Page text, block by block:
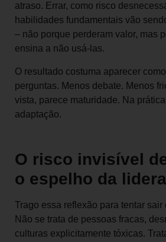
atraso. Errar, como risco
habilidades fundamentais vão
– não porque perderam valor, mas
ensina a não usá-las.
O resultado costuma aparecer
perguntas. Menos debate. Menos
vista, parece maturidade. Na
adaptação.
O risco invisível
o espelho da
Trago essa reflexão para tentar sair
Não se trata de pessoas fracas,
culturas explicitamente tóxicas.